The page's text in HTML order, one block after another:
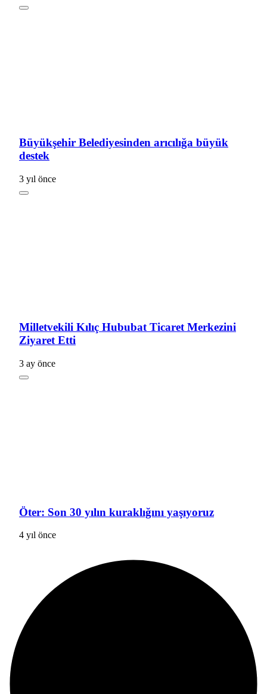
Büyükşehir Belediyesinden arıcılığa büyük
destek
3 yıl önce
Milletvekili Kılıç Hububat Ticaret Merkezini
Ziyaret Etti
3 ay önce
Öter: Son 30 yılın kuraklığını yaşıyoruz
4 yıl önce